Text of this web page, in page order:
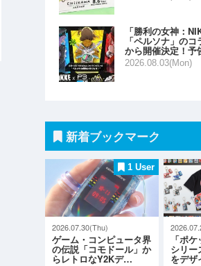
「勝利の女神：
「ペルソナ」の
から開催決定！
2026.08.03(Mon)
新着ブックマーク
1 User
2026.07.30(Thu)
ゲーム・コンピュータ界
の伝説「コモドール」か
らレトロなY2Kデ…
「ポ
シリー
をデ